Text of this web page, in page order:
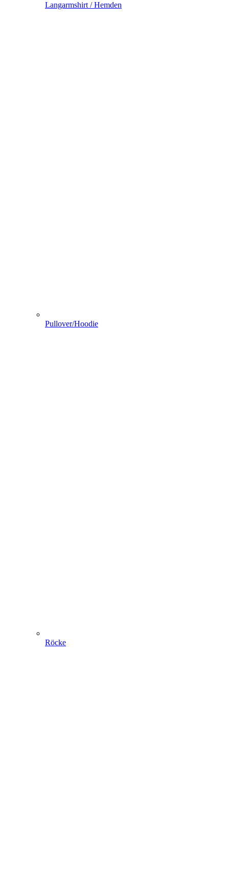
Langarmshirt / Hemden
Pullover/Hoodie
Röcke